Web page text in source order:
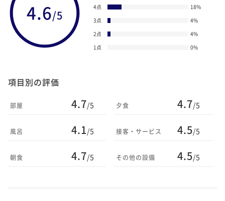
4.6/5
4点
18%
3点
4%
2点
4%
1点
0%
項目別の評価
部屋 4.7/5
風呂 4.1/5
朝食 4.7/5
夕食 4.7/5
接客・サービス 4.5/5
その他の設備 4.5/5